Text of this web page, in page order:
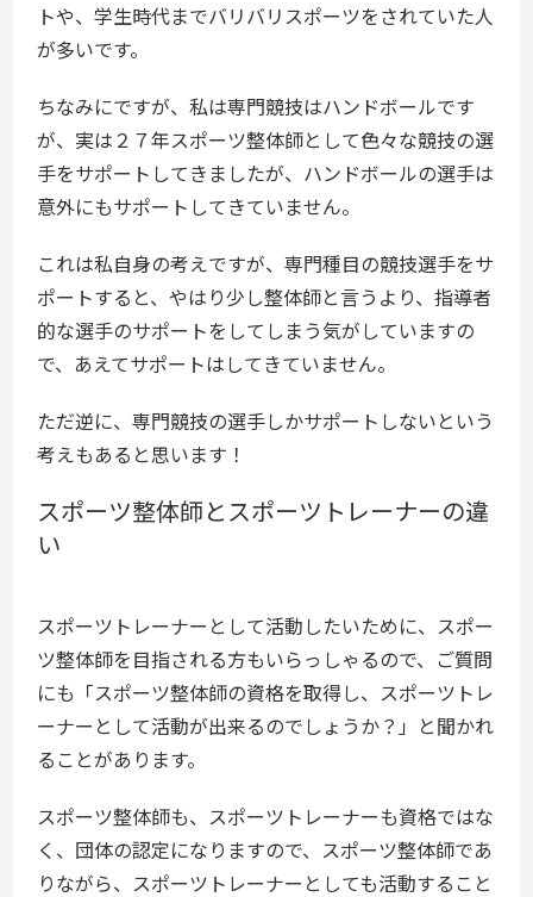
トや、学生時代までバリバリスポーツをされていた人
が多いです。
ちなみにですが、私は専門競技はハンドボールです
が、実は２７年スポーツ整体師として色々な競技の選
手をサポートしてきましたが、ハンドボールの選手は
意外にもサポートしてきていません。
これは私自身の考えですが、専門種目の競技選手をサ
ポートすると、やはり少し整体師と言うより、指導者
的な選手のサポートをしてしまう気がしていますの
で、あえてサポートはしてきていません。
ただ逆に、専門競技の選手しかサポートしないという
考えもあると思います！
スポーツ整体師とスポーツトレーナーの違
い
スポーツトレーナーとして活動したいために、スポー
ツ整体師を目指される方もいらっしゃるので、ご質問
にも「スポーツ整体師の資格を取得し、スポーツトレ
ーナーとして活動が出来るのでしょうか？」と聞かれ
ることがあります。
スポーツ整体師も、スポーツトレーナーも資格ではな
く、団体の認定になりますので、スポーツ整体師であ
りながら、スポーツトレーナーとしても活動すること